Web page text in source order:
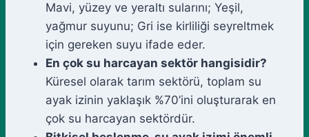
Mavi, yüzey ve yeraltı sularını; Yeşil,
yağmur suyunu; Gri ise kirliliği seyreltmek
için gereken suyu ifade eder.
En çok su harcayan sektör hangisidir?
Küresel olarak tarım sektörü, toplam su
ayak izinin yaklaşık %70’ini oluşturarak en
çok su harcayan sektördür.